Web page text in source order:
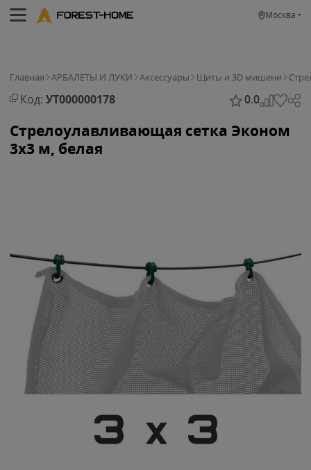
Москва
Главная АРБАЛЕТЫ И ЛУКИ Аксессуары Щиты и 3D мишени
Код: УТ000000178 0.0
Стрелоулавливающая сетка Эконом
3x3 м, белая